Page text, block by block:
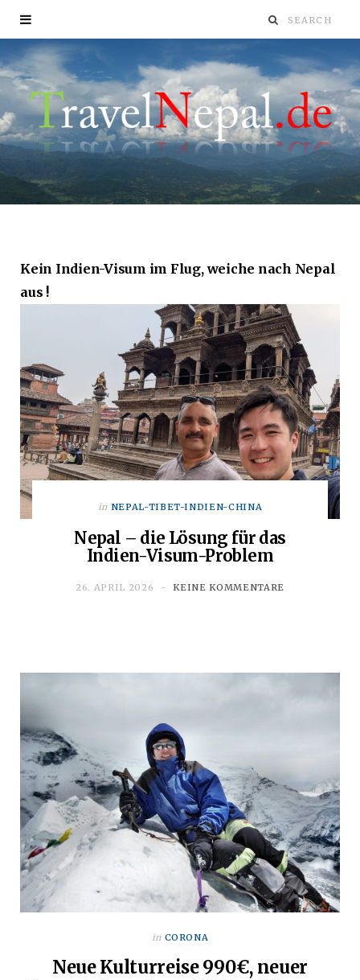
Kein Indien-Visum im Flug, weiche nach Nepal
aus !
in NEPAL-TIBET-INDIEN-CHINA
Nepal – die Lösung für das
Indien-Visum-Problem
26. APRIL 2026 KEINE KOMMENTARE
in CORONA
Neue Kulturreise 990€, neuer